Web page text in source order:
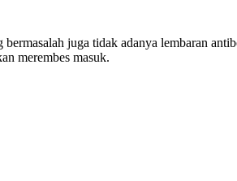
juga tidak adanya lembaran
merembes masuk.